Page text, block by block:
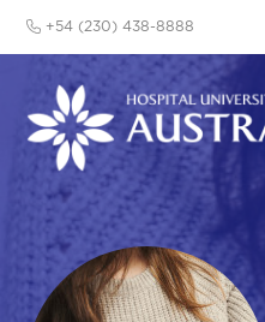
+54 (230) 438-8888